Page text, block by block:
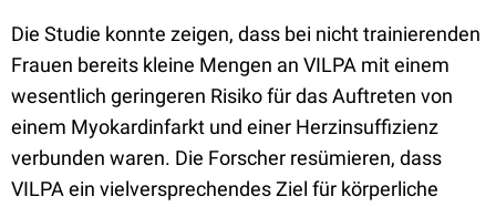
Die Studie konnte zeigen, dass bei nicht trainierenden
Frauen bereits kleine Mengen an VILPA mit einem
wesentlich geringeren Risiko für das Auftreten von
einem Myokardinfarkt und einer Herzinsuffizienz
verbunden waren. Die Forscher resümieren, dass
VILPA ein vielversprechendes Ziel für körperliche